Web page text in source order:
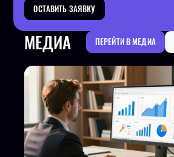
ОСТАВИТЬ ЗАЯВКУ
МЕДИА ПЕРЕЙТИ В МЕДИА